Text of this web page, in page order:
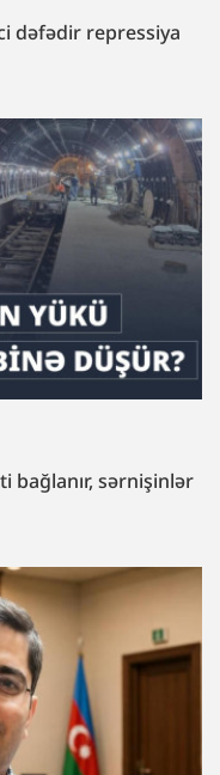
dəfədir repressiya
bağlanır, sərnişinlər